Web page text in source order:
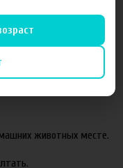
американских
животных месте.